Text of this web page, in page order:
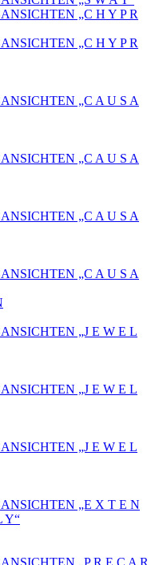
„C H Y P R
„C H Y P R
„C A U S A
„C A U S A
„C A U S A
„C A U S A
„J E W E L
„J E W E L
„J E W E L
„E X T E N
Y“
„P R E C A R